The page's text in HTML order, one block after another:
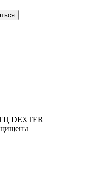
DEXTER